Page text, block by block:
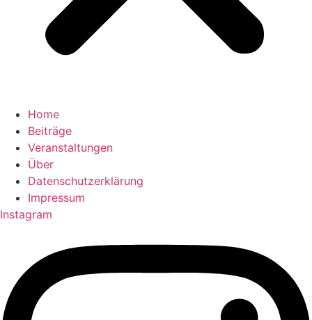
Home
Beiträge
Veranstaltungen
Über
Datenschutzerklärung
Impressum
Instagram